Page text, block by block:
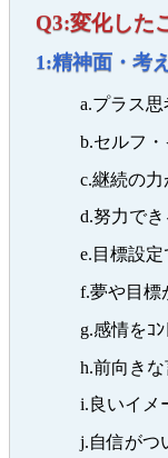
Q3:変化した
1:精神面・考
a.プラス思
b.セルフ・
c.継続の力
d.努力でき
e.目標設定
f.夢や目標
g.感情をｺ
h.前向きな
i.良いイメ
j.自信がつ